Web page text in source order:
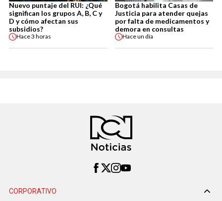
Nuevo puntaje del RUI: ¿Qué
significan los grupos A, B, C y
D y cómo afectan sus
subsidios?
Hace3 horas
Bogotá habilita Casas de
Justicia para atender quejas
por falta de medicamentos y
demora en consultas
Haceun día
CORPORATIVO